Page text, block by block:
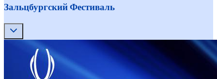
Зальцбургский Фестиваль